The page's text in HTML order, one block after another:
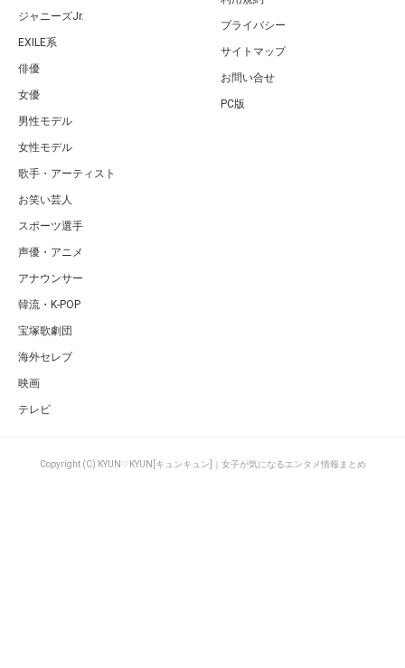
ジャニーズJr.
EXILE系
俳優
女優
男性モデル
女性モデル
歌手・アーティスト
お笑い芸人
スポーツ選手
声優・アニメ
アナウンサー
韓流・K-POP
宝塚歌劇団
海外セレブ
映画
テレビ
プライバシー
サイトマップ
お問い合せ
PC版
Copyright (C) KYUN♡KYUN[キュンキュン]｜女子が気になるエンタメ情報まとめ